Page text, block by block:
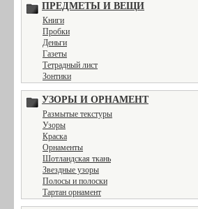
ПРЕДМЕТЫ И ВЕЩИ
Книги
Пробки
Деньги
Газеты
Тетрадный лист
Зонтики
УЗОРЫ И ОРНАМЕНТ
Размытые текстуры
Узоры
Краска
Орнаменты
Шотландская ткань
Звездные узоры
Полосы и полоски
Тартан орнамент